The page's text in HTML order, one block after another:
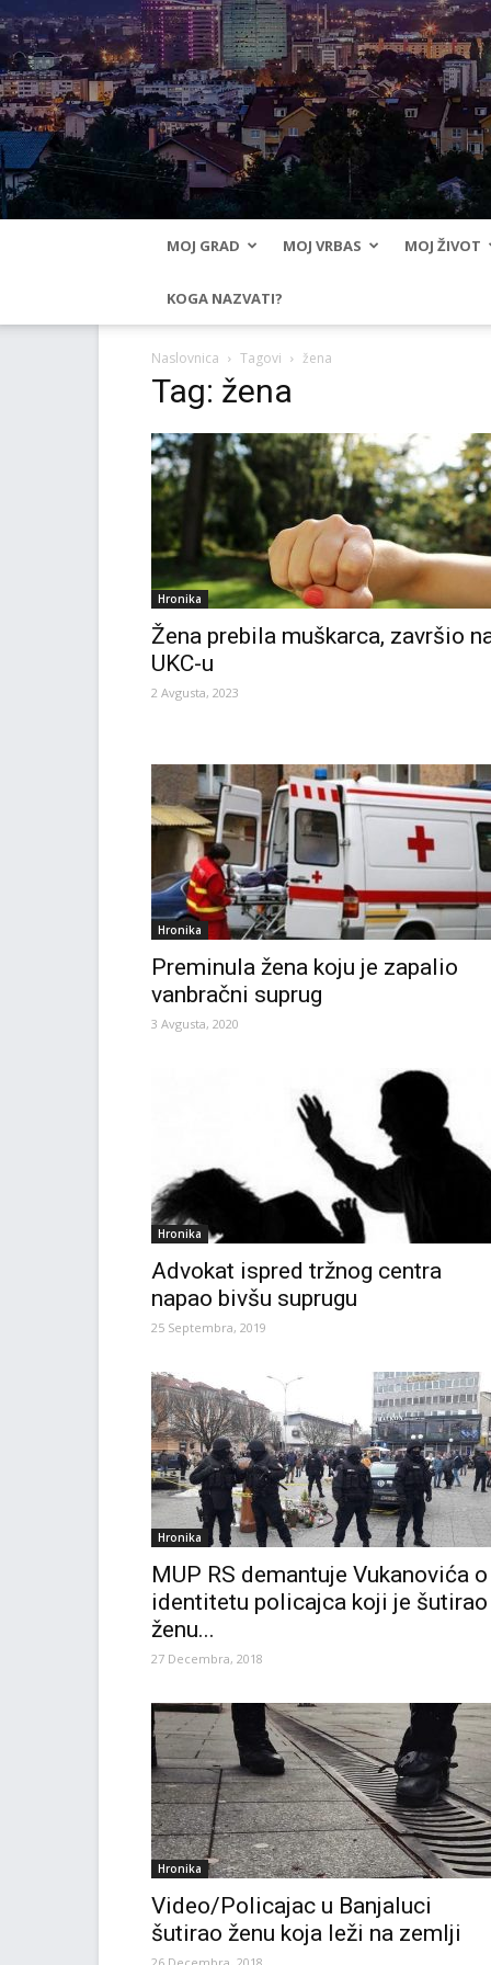
MOJ GRAD MOJ VRBAS MOJ ŽIVOT
KOGA NAZVATI?
Naslovnica Tagovi žena
Tag: žena
Hronika
Žena prebila muškarca, završio
UKC-u
2 Avgusta, 2023
Hronika
Preminula žena koju je zapalio
vanbračni suprug
3 Avgusta, 2020
Hronika
Advokat ispred tržnog centra
napao bivšu suprugu
25 Septembra, 2019
Hronika
MUP RS demantuje Vukanovića o
identitetu policajca koji je šutirao
ženu...
27 Decembra, 2018
Hronika
Video/Policajac u Banjaluci
šutirao ženu koja leži na zemlji